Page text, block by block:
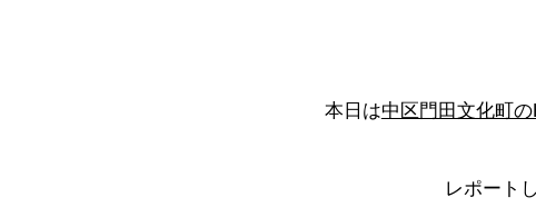
本日は中区門田文化町
レポート